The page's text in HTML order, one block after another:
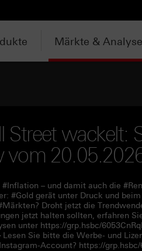
Märkte &
Street wackelt:
vom
– und damit auch die
#Gold gerät unter Druck und
Droht jetzt die
jetzt halten sollten, erfahren
unter https://grp.hsbc/
Sie bitte die Werbe- und
Account? https://grp.hsbc/